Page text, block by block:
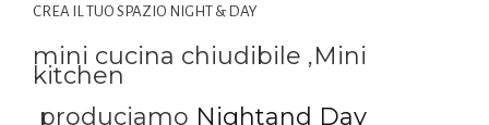
CREA IL TUO SPAZIO NIGHT & DAY
mini cucina chiudibile ,Mini
kitchen
produciamo Nightand Day